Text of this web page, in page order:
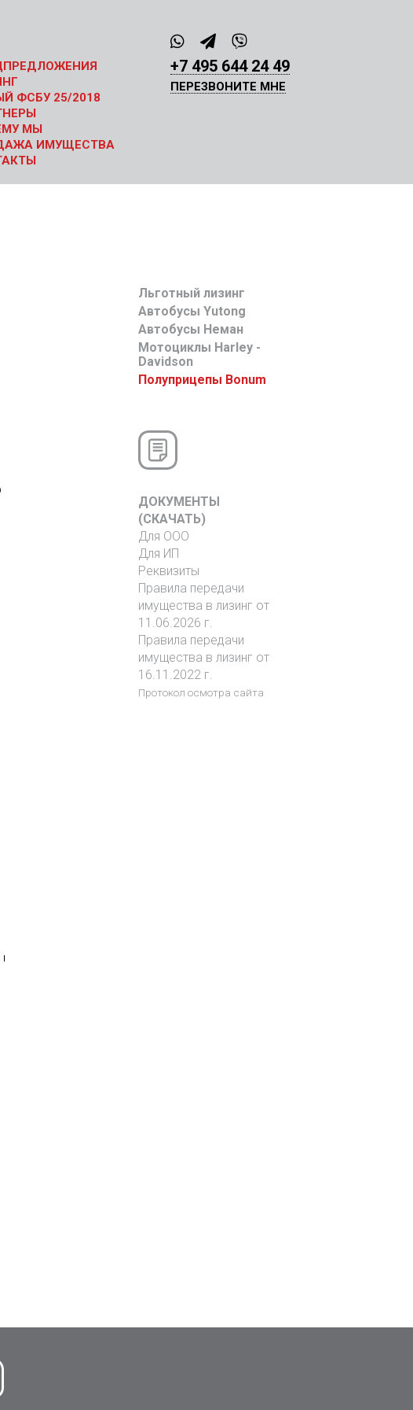
ФСБУ 25/2018
МЫ
ИМУЩЕСТВА
+7 495 644 24 49
ПЕРЕЗВОНИТЕ МНЕ
Льготный лизинг
Автобусы Yutong
Автобусы Неман
Мотоциклы Harley -
Davidson
Полуприцепы Bonum
ДОКУМЕНТЫ
(СКАЧАТЬ)
Для ООО
Для ИП
Реквизиты
Правила передачи
имущества в лизинг от
11.06.2026 г.
Правила передачи
имущества в лизинг от
16.11.2022 г.
Протокол осмотра сайта